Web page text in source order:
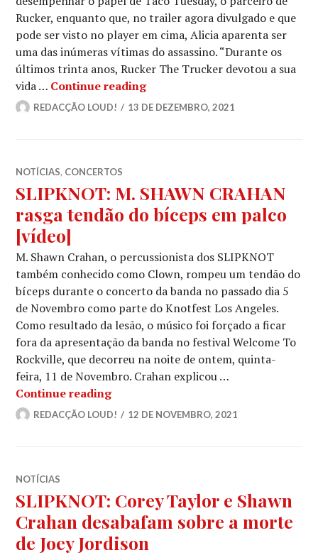
Rucker, enquanto que, no trailer agora divulgado e que
pode ser visto no player em cima, Alicia aparenta ser
uma das inúmeras vítimas do assassino. “Durante os
últimos trinta anos, Rucker The Trucker devotou a sua
vida … Continue readingSLIPKNOT: Corey Taylor
REDACÇÃO LOUD! 13 DE DEZEMBRO, 2021
NOTÍCIAS, CONCERTOS
SLIPKNOT: M. SHAWN CRAHAN
rasga tendão do bíceps em palco
[vídeo]
M. Shawn Crahan, o percussionista dos SLIPKNOT
também conhecido como Clown, rompeu um tendão do
bíceps durante o concerto da banda no passado dia 5
de Novembro como parte do Knotfest Los Angeles.
Como resultado da lesão, o músico foi forçado a ficar
fora da apresentação da banda no festival Welcome To
Rockville, que decorreu na noite de ontem, quinta-
feira, 11 de Novembro. Crahan explicou …
Continue readingSLIPKNOT: M. SHAWN CRAHAN
REDACÇÃO LOUD! 12 DE NOVEMBRO, 2021
NOTÍCIAS
SLIPKNOT: Corey Taylor e Shawn
Crahan desabafam sobre a morte
de Joey Jordison